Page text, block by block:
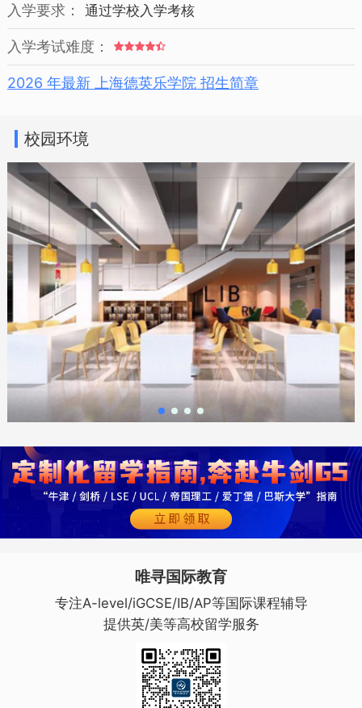
入学要求： 通过学校入学考核
入学考试难度：
2026 年最新 上海德英乐学院 招生简章
校园环境
唯寻国际教育
专注A-level/iGCSE/IB/AP等国际课程辅导
提供英/美等高校留学服务